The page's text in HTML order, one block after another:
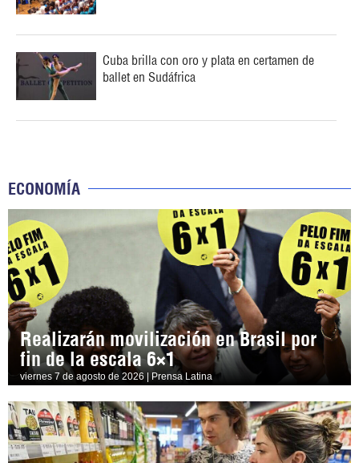
Cuba brilla con oro y plata en certamen de
ballet en Sudáfrica
ECONOMÍA
Realizarán movilización en Brasil por
fin de la escala 6×1
viernes 7 de agosto de 2026 | Prensa Latina